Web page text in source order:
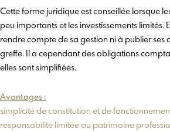
Cette forme juridique est conseillée lorsque
peu importants et les investissements limités.
rendre compte de sa gestion ni à publier ses
greffe. Il a cependant des obligations
elles sont simplifiées.
Avantages :
simplicité de constitution et de
responsabilité limitée au patrimoine